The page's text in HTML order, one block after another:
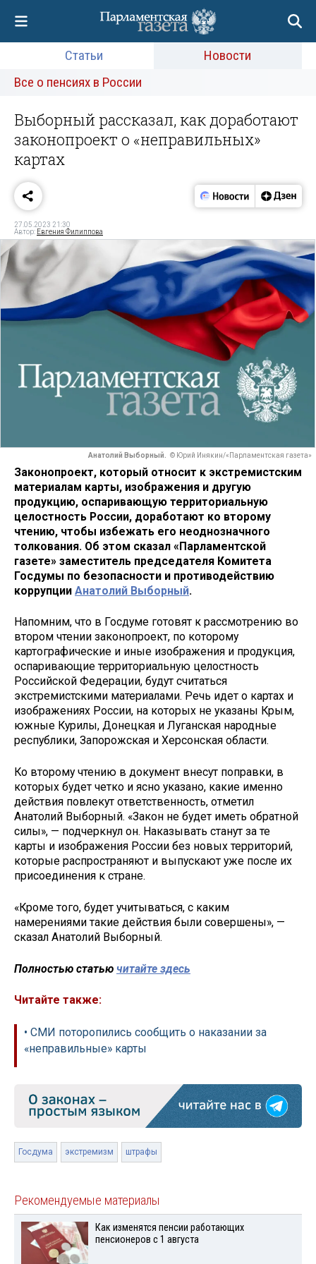
Статьи
Новости
Все о пенсиях в России
Выборный рассказал, как доработают
законопроект о «неправильных»
картах
27.05.2023 21:30
Автор: Евгения Филиппова
Анатолий Выборный. © Юрий Инякин/«Парламентская газета»
Законопроект, который относит к экстремистским
материалам карты, изображения и другую
продукцию, оспаривающую территориальную
целостность России, доработают ко второму
чтению, чтобы избежать его неоднозначного
толкования. Об этом сказал «Парламентской
газете» заместитель председателя Комитета
Госдумы по безопасности и противодействию
коррупции Анатолий Выборный.
Напомним, что в Госдуме готовят к рассмотрению во
втором чтении законопроект, по которому
картографические и иные изображения и продукция,
оспаривающие территориальную целостность
Российской Федерации, будут считаться
экстремистскими материалами. Речь идет о картах и
изображениях России, на которых не указаны Крым,
южные Курилы, Донецкая и Луганская народные
республики, Запорожская и Херсонская области.
Ко второму чтению в документ внесут поправки, в
которых будет четко и ясно указано, какие именно
действия повлекут ответственность, отметил
Анатолий Выборный. «Закон не будет иметь обратной
силы», — подчеркнул он. Наказывать станут за те
карты и изображения России без новых территорий,
которые распространяют и выпускают уже после их
присоединения к стране.
«Кроме того, будет учитываться, с каким
намерениями такие действия были совершены», —
сказал Анатолий Выборный.
Полностью статью читайте здесь
Читайте также:
• СМИ поторопились сообщить о наказании за
«неправильные» карты
Госдума экстремизм штрафы
Рекомендуемые материалы
Как изменятся пенсии работающих
пенсионеров с 1 августа